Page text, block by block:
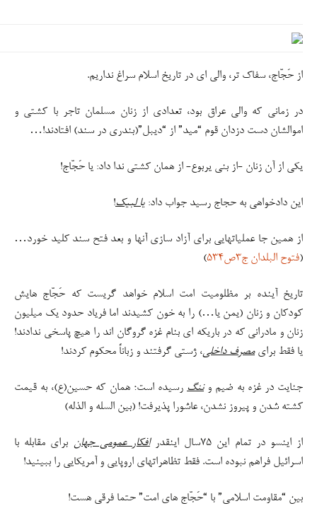
از حَجّاج، سفاک تر، والی ای در تاریخ اسلام سراغ نداریم.
در زمانی که والی عراق بود، تعدادی از زنان مسلمان تاجر با کشتی و
اموالشان دست دزدان قوم “مید” از “دیبل”(بندری در سند) افتادند!…
یکی از آن زنان -از بنی یربوع- از همان کشتی ندا داد: یا حَجّاج!
این دادخواهی به حجاج رسید جواب داد: یا لبیک!
از همین جا عملیاتهایی برای آزاد سازی آنها و بعد فتح سند کلید خورد…
(فتوح البلدان ج۳ص۵۳۴ )
تاریخ آینده بر مظلومیت امت اسلام خواهد گریست که حَجّاج هایش
کودکان و زنان (یمن یا…) را به خون کشیدند اما فریاد حدود یک میلیون
زنان و مادرانی که در باریکه ای بنام غزه گروگان اند را هیچ پاسخی ندادند!
یا فقط برایمصرف داخلی، ژستی گرفتند و زباناً محکوم کردند!
جنایت در غزه به ضیم وننگرسیده است؛ همان که حسین(ع)، به قیمت
کشته شدن و پیروز نشدن، عاشورا پذیرفت! (بین السله و الذله)
از اینسو در تمام این ۷۵سال اینقدر افکار عمومی جهان برای مقابله با
اسرائیل فراهم نبوده است. فقط تظاهراتهای اروپایی و آمریکایی را ببینید!
بین “مقاومت اسلامی” با “حَجّاج های امت” حتما فرقی هست!